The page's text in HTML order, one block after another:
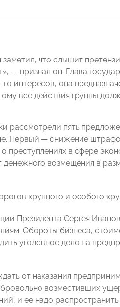
что слышит
— признал он. Глава
интересов, она
все действия группы
рассмотрели пять
Первый — снижение
преступлениях в сфере
возмещения в
крупного и особого
Президента Сергея
Обороты бизнеса,
уголовное дело на
от наказания
возместивших
и ее надо